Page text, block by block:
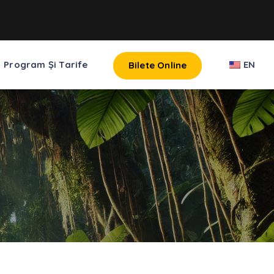
Program Și Tarife Bilete Online EN